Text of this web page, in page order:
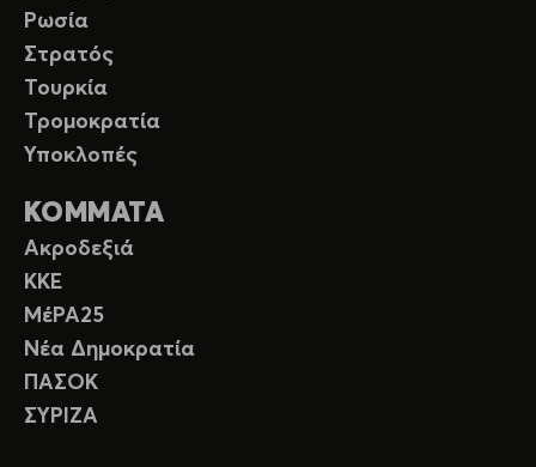
Ρωσία
Στρατός
Τουρκία
Τρομοκρατία
Υποκλοπές
ΚΟΜΜΑΤΑ
Ακροδεξιά
ΚΚΕ
ΜέΡΑ25
Νέα Δημοκρατία
ΠΑΣΟΚ
ΣΥΡΙΖΑ